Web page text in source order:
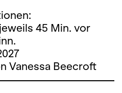
45 Min. vor
Vanessa Beecroft